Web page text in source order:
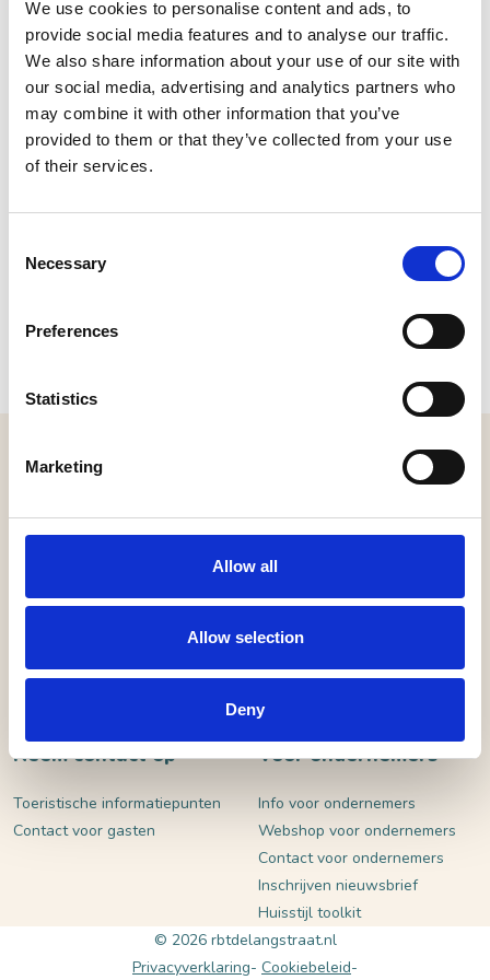
We use cookies to personalise content and ads, to
provide social media features and to analyse our traffic.
We also share information about your use of our site with
our social media, advertising and analytics partners who
may combine it with other information that you’ve
provided to them or that they’ve collected from your use
of their services.
Selection
Necessary
Preferences
Statistics
Marketing
Allow all
Allow selection
Deny
Er werd een permanente muziekkiosk ingebouwd en om
de galerij ook te kunnen gebruiken als markthal, kregen
de bogen een gesloten achterwand.
Toen in 1986 het raadhuis werd uitgebreid met een
aanbouw, is die achterwand verwijderd. De open zijde
van de muziekkiosk werd met glas gesloten en deed tot
2010 dienst als publieke tribune van de nieuwe
CONTACT
Grotestraat 247, 5141 JT Waalwijk
Neem contact op
Toeristische informatiepunten
Contact voor gasten
Voor ondernemers
Info voor ondernemers
Webshop voor ondernemers
Contact voor ondernemers
Inschrijven nieuwsbrief
Huisstijl toolkit
© 2026 rbtdelangstraat.nl
Privacyverklaring Cookiebeleid